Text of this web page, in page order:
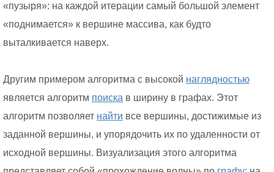
«пузыря»: на каждой итерации самый большой элемент
«поднимается» к вершине массива, как будто
выталкивается наверх.
Другим примером алгоритма с высокой наглядностью
является алгоритм поиска в ширину в графах. Этот
алгоритм позволяет найти все вершины, достижимые из
заданной вершины, и упорядочить их по удаленности от
исходной вершины. Визуализация этого алгоритма